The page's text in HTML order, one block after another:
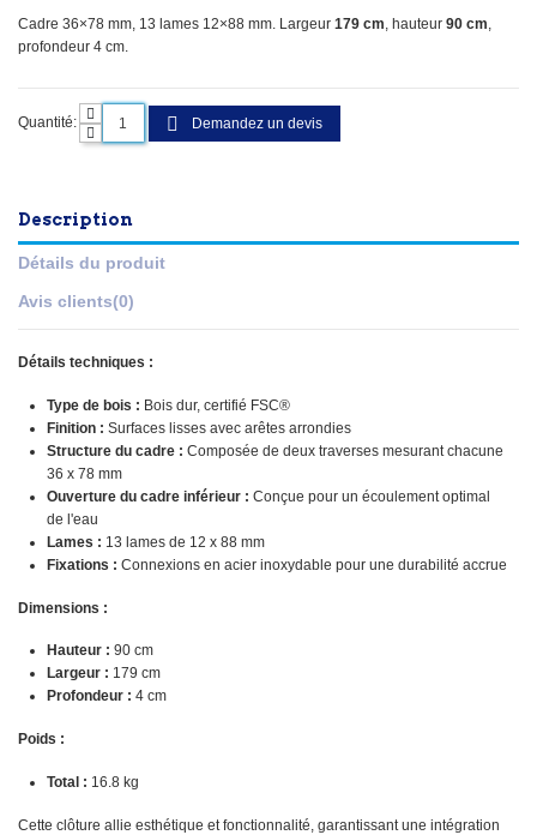
Cadre 36×78 mm, 13 lames 12×88 mm. Largeur 179 cm, hauteur 90 cm,
profondeur 4 cm.
Quantité: Demandez un devis
Description
Détails du produit
Avis clients(0)
Détails techniques :
Type de bois : Bois dur, certifié FSC®
Finition : Surfaces lisses avec arêtes arrondies
Structure du cadre : Composée de deux traverses mesurant chacune
36 x 78 mm
Ouverture du cadre inférieur : Conçue pour un écoulement optimal
de l'eau
Lames : 13 lames de 12 x 88 mm
Fixations : Connexions en acier inoxydable pour une durabilité accrue
Dimensions :
Hauteur : 90 cm
Largeur : 179 cm
Profondeur : 4 cm
Poids :
Total : 16.8 kg
Cette clôture allie esthétique et fonctionnalité, garantissant une intégration